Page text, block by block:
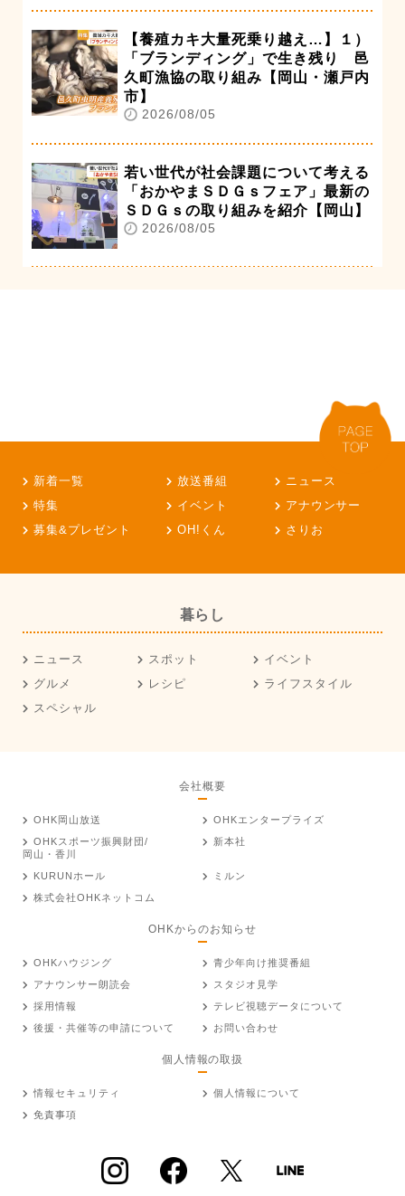
【養殖カキ大量死乗り越え…】１）
「ブランディング」で生き残り 邑
久町漁協の取り組み【岡山・瀬戸内
市】
2026/08/05
若い世代が社会課題について考える
「おかやまＳＤＧｓフェア」最新の
ＳＤＧｓの取り組みを紹介【岡山】
2026/08/05
新着一覧 放送番組
ニュース
特集
イベント
アナウンサー
募集&プレゼント
OH!くん さりお
暮らし
ニュース スポット
イベント
グルメ
レシピ
ライフスタイル
スペシャル
会社概要
OHK岡山放送
OHKエンタープライズ
OHKスポーツ振興財団/
岡山・香川
新本社
KURUNホール
ミルン
株式会社OHKネットコム
OHKからのお知らせ
OHKハウジング
青少年向け推奨番組
アナウンサー朗読会
スタジオ見学
採用情報
テレビ視聴データについて
後援・共催等の申請について
お問い合わせ
個人情報の取扱
情報セキュリティ
個人情報について
免責事項